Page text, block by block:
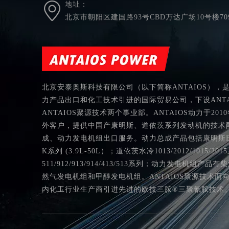
地址：
北京市朝阳区建国路93号CBD万达广场10号楼
北京安泰奥斯科技有限公司（以下简称ANTAIOS），
力产品出口和化工技术引进的国际贸易公司，下设
ANTAIOS聚源技术两个事业部。ANTAIOS动力于
外客户，提供中国产康明斯、道依茨系列发动机的技术
成、动力发电机组出口服务。动力总成产品包括康明
K系列 (3.9L-50L）；道依茨水冷1013/2012/1015/
511/912/913/914/413/513系列；动力发电机组产品有
然气发电机组和甲醇发电机组。ANTAIOS聚源技术面
内化工行业生产商引进先进的欧技三胺®三聚氰胺技术